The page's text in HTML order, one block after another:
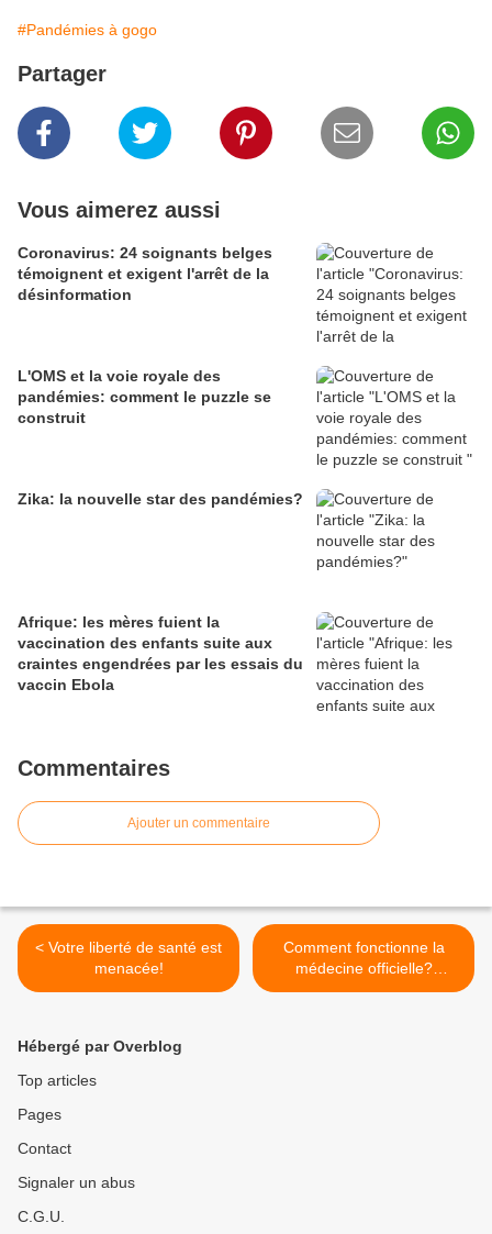
#Pandémies à gogo
Partager
Vous aimerez aussi
Coronavirus: 24 soignants belges
témoignent et exigent l'arrêt de la
désinformation
L'OMS et la voie royale des
pandémies: comment le puzzle se
construit
Zika: la nouvelle star des pandémies?
Afrique: les mères fuient la
vaccination des enfants suite aux
craintes engendrées par les essais du
vaccin Ebola
Commentaires
Ajouter un commentaire
< Votre liberté de santé est
menacée!
Comment fonctionne la
médecine officielle?
Quelques éléments pour
Hébergé par Overblog
Top articles
Pages
Contact
Signaler un abus
C.G.U.